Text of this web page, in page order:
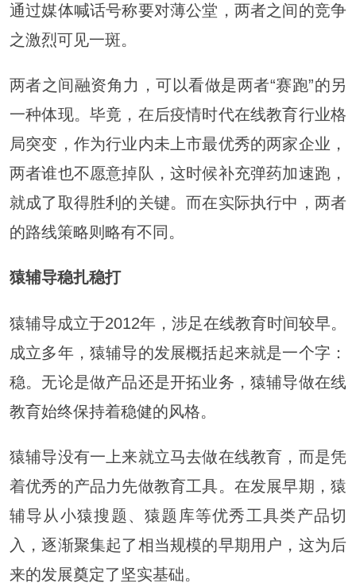
通过媒体喊话号称要对薄公堂，两者之间的竞争
之激烈可见一斑。
两者之间融资角力，可以看做是两者“赛跑”的另
一种体现。毕竟，在后疫情时代在线教育行业格
局突变，作为行业内未上市最优秀的两家企业，
两者谁也不愿意掉队，这时候补充弹药加速跑，
就成了取得胜利的关键。而在实际执行中，两者
的路线策略则略有不同。
猿辅导稳扎稳打
猿辅导成立于2012年，涉足在线教育时间较早。
成立多年，猿辅导的发展概括起来就是一个字：
稳。无论是做产品还是开拓业务，猿辅导做在线
教育始终保持着稳健的风格。
猿辅导没有一上来就立马去做在线教育，而是凭
着优秀的产品力先做教育工具。在发展早期，猿
辅导从小猿搜题、猿题库等优秀工具类产品切
入，逐渐聚集起了相当规模的早期用户，这为后
来的发展奠定了坚实基础。